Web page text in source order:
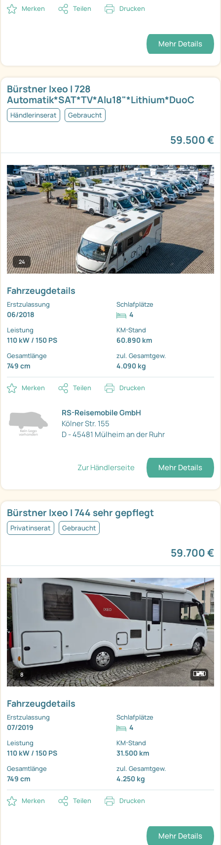
Merken Teilen Drucken
Mehr Details
Bürstner Ixeo I 728
Automatik*SAT*TV*Alu18"*Lithium*DuoC
Händlerinserat Gebraucht
59.500 €
24
Fahrzeugdetails
Erstzulassung
06/2018
Schlafplätze
4
Leistung
110 kW / 150 PS
KM-Stand
60.890 km
Gesamtlänge
749 cm
zul. Gesamtgew.
4.090 kg
Merken Teilen Drucken
RS-Reisemobile GmbH
Kölner Str. 155
D - 45481 Mülheim an der Ruhr
Zur Händlerseite Mehr Details
Bürstner Ixeo I 744 sehr gepflegt
Privatinserat Gebraucht
59.700 €
8
Fahrzeugdetails
Erstzulassung
07/2019
Schlafplätze
4
Leistung
110 kW / 150 PS
KM-Stand
31.500 km
Gesamtlänge
749 cm
zul. Gesamtgew.
4.250 kg
Merken Teilen Drucken
Mehr Details